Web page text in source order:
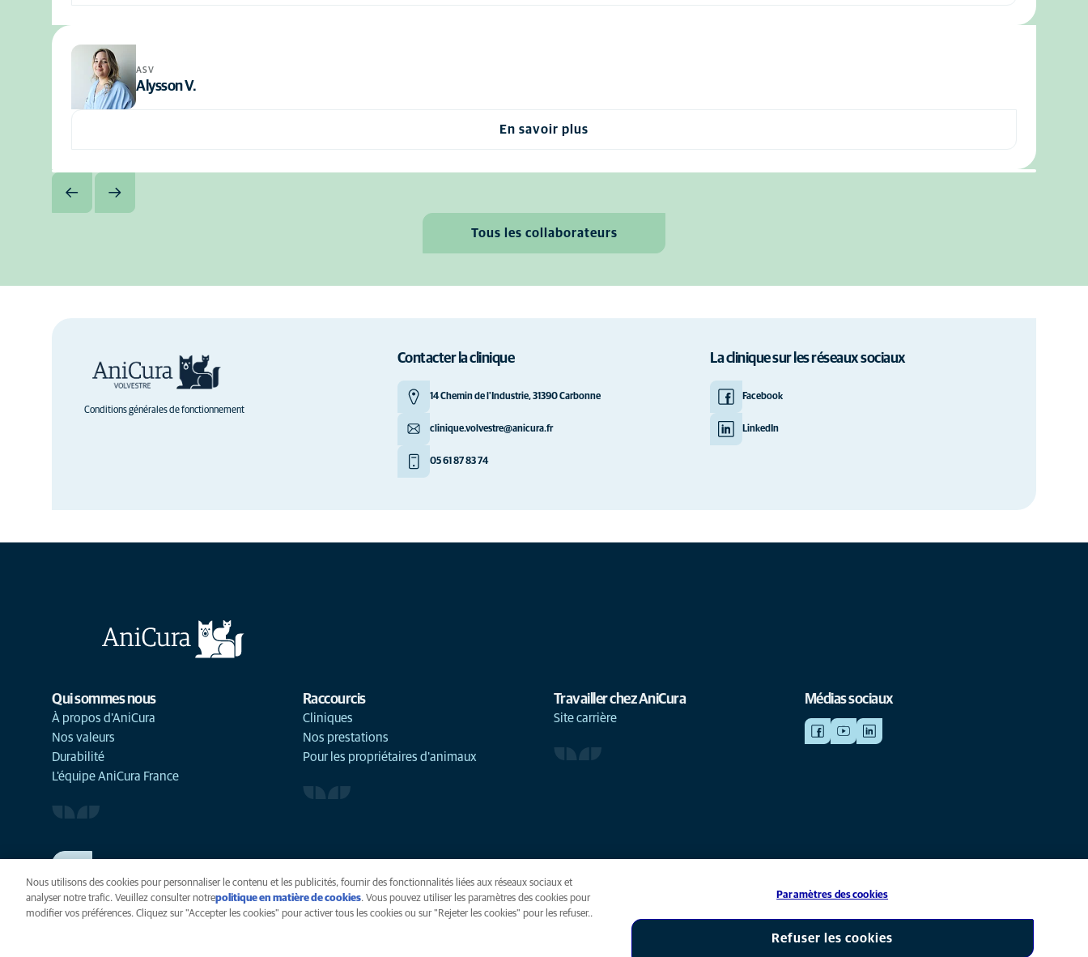
ASV
Alysson V.
En savoir plus
Tous les collaborateurs
Conditions générales de fonctionnement
Contacter la clinique
14 Chemin de l'Industrie, 31390 Carbonne
clinique.volvestre@anicura.fr
05 61 87 83 74
La clinique sur les réseaux sociaux
Facebook
LinkedIn
Qui sommes nous
À propos d'AniCura
Nos valeurs
Durabilité
L'équipe AniCura France
Raccourcis
Cliniques
Nos prestations
Pour les propriétaires d'animaux
Travailler chez AniCura
Site carrière
Médias sociaux
Voir nos offres d'emploi
AniCura est une filiale de Mars, Inc © 2026
Nous utilisons des cookies pour personnaliser le contenu et les publicités, fournir des fonctionnalités liées aux réseaux sociaux et
analyser notre trafic. Veuillez consulter notrepolitique en matière de cookies(opens in a new tab)
. Vous pouvez utiliser les paramètres des cookies pour
modifier vos préférences. Cliquez sur "Accepter les cookies" pour activer tous les cookies ou sur "Rejeter les cookies" pour les refuser..
Paramètres des cookies
Refuser les cookies